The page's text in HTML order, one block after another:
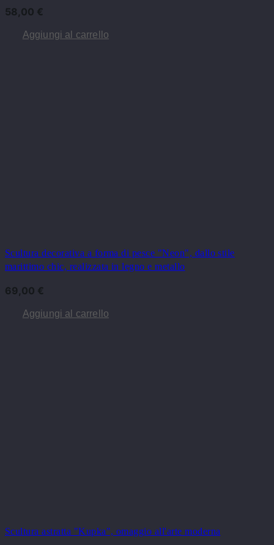
58,00 €
Aggiungi al carrello
Scultura decorativa a forma di pesce "Neon", dallo stile
marittimo chic, realizzata in legno e metallo
69,00 €
Aggiungi al carrello
Scultura astratta "Kupka", omaggio all'arte moderna